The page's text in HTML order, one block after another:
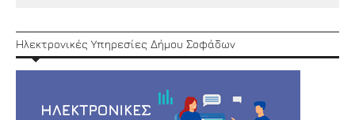
Ηλεκτρονικές Υπηρεσίες Δήμου Σοφάδων